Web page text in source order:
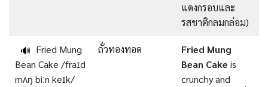
แดงกรอบและ
รสชาติกลมกล่อม)
🔊 Fried Mung
Bean Cake /fraɪd
mʌŋ biːn keɪk/
ถั่วทองทอด
Fried Mung
Bean Cake is
crunchy and